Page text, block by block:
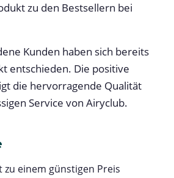
zu den Bestsellern bei
Kunden haben sich bereits
entschieden. Die positive
die hervorragende Qualität
Service von Airyclub.
einem günstigen Preis